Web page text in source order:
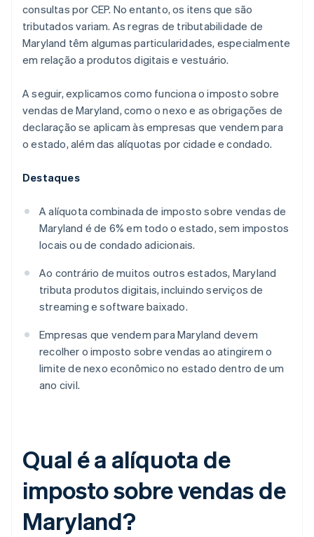
consultas por CEP. No entanto, os itens que são
tributados variam. As regras de tributabilidade de
Maryland têm algumas particularidades, especialmente
em relação a produtos digitais e vestuário.
A seguir, explicamos como funciona o imposto sobre
vendas de Maryland, como o nexo e as obrigações de
declaração se aplicam às empresas que vendem para
o estado, além das alíquotas por cidade e condado.
Destaques
A alíquota combinada de imposto sobre vendas de
Maryland é de 6% em todo o estado, sem impostos
locais ou de condado adicionais.
Ao contrário de muitos outros estados, Maryland
tributa produtos digitais, incluindo serviços de
streaming e software baixado.
Empresas que vendem para Maryland devem
recolher o imposto sobre vendas ao atingirem o
limite de nexo econômico no estado dentro de um
ano civil.
Qual é a alíquota de
imposto sobre vendas de
Maryland?